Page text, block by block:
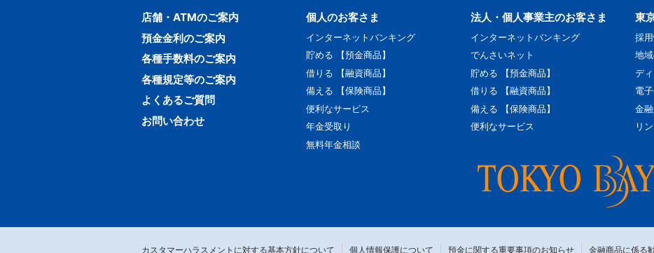
店舗・ATMのご案内
預金金利のご案内
各種手数料のご案内
各種規定等のご案内
よくあるご質問
お問い合わせ
個人のお客さま
インターネットバンキング
貯める 【預金商品】
借りる 【融資商品】
備える 【保険商品】
便利なサービス
年金受取り
無料年金相談
法人・個人事業主のお客さま
インターネットバンキング
でんさいネット
貯める 【預金商品】
借りる 【融資商品】
備える 【保険商品】
便利なサービス
東
採
地
デ
電
金
リ
カスタマーハラスメントに対する基本方針について 個人情報保護について 預金に関する重要事項のお知らせ 金融商品に係る